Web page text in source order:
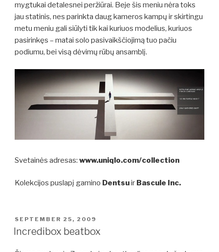
mygtukai detalesnei peržiūrai. Beje šis meniu nėra toks
jau statinis, nes parinkta daug kameros kampų ir skirtingu
metu meniu gali siūlyti tik kai kuriuos modelius, kuriuos
pasirinkęs – matai solo pasivaikščiojimą tuo pačiu
podiumu, bei visą dėvimų rūbų ansamblį.
Svetainės adresas: www.uniqlo.com/collection
Kolekcijos puslapį gamino Dentsuir Bascule Inc.
POSTED
ON
SEPTEMBER 25, 2009
Incredibox beatbox